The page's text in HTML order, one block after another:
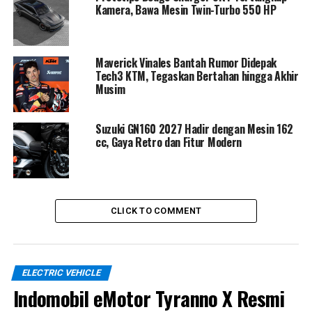
Karakter premium motor konsep ini juga diperkuat
dengan penggunaan material eksklusif seperti panel
aluminium handmade, forged carbon, dan finishing
metalik spesial yang terinspirasi dari knalpot mobil
Formula 1. BMW bahkan menyematkan sistem suspensi
hidrolik adaptif yang mampu menurunkan tinggi motor
secara otomatis untuk meningkatkan kenyamanan dan
aksesibilitas.
Kamera, Bawa Mesin Twin-Turbo 550 HP
Maverick Vinales Bantah Rumor Didepak
Tech3 KTM, Tegaskan Bertahan hingga Akhir
Musim
Suzuki GN160 2027 Hadir dengan Mesin 162
cc, Gaya Retro dan Fitur Modern
CLICK TO COMMENT
ELECTRIC VEHICLE
Indomobil eMotor Tyranno X Resmi